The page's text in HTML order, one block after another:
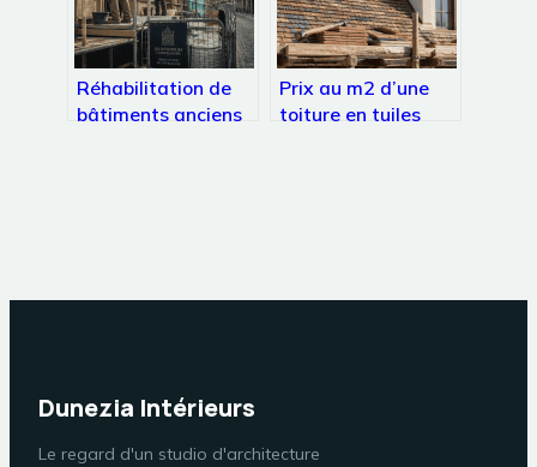
Réhabilitation de
bâtiments anciens
Prix au m2 d’une
toiture en tuiles
Dunezia Intérieurs
Le regard d'un studio d'architecture